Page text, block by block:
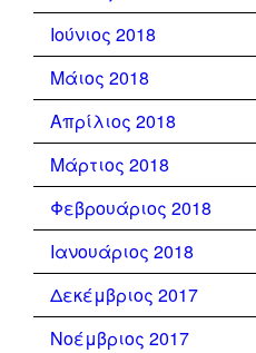
Ιούνιος 2018
Μάιος 2018
Απρίλιος 2018
Μάρτιος 2018
Φεβρουάριος 2018
Ιανουάριος 2018
Δεκέμβριος 2017
Νοέμβριος 2017